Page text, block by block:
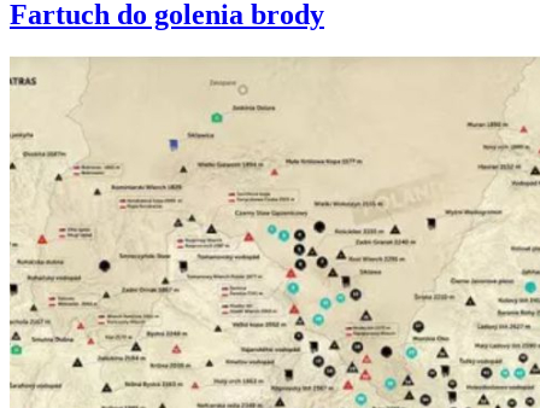
Fartuch do golenia brody